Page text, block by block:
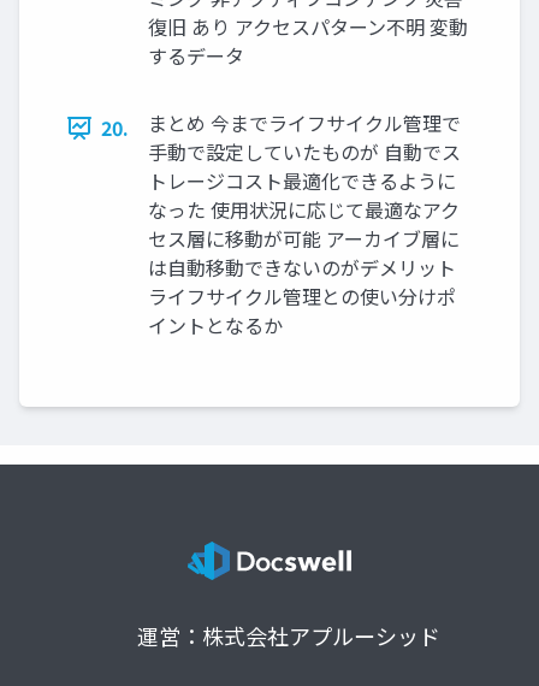
復旧 あり アクセスパターン不明 変動
するデータ
20.
まとめ 今までライフサイクル管理で
手動で設定していたものが 自動でス
トレージコスト最適化できるように
なった 使用状況に応じて最適なアク
セス層に移動が可能 アーカイブ層に
は自動移動できないのがデメリット
ライフサイクル管理との使い分けポ
イントとなるか
運営：株式会社アプルーシッド